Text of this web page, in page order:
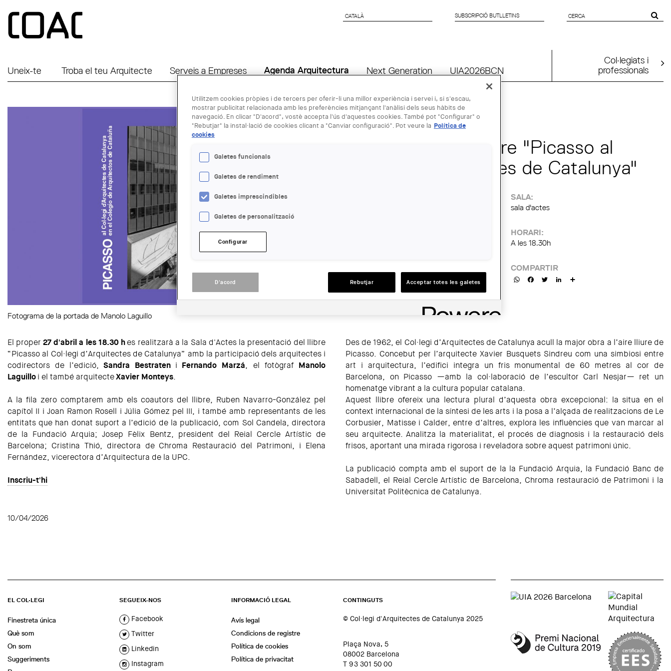
CATALÀ
CATALÀ SUBSCRIPCIÓ BUTLLETINS
DE CERCA
Uneix-te Troba el teu Arquitecte Serveis a Empreses Agenda Arquitectura Next Generation UIA2026BCN
Col·legiats i
professionals
Fotograma de la portada de Manolo Laguillo
27 ABR
Presentació del llibre "Picasso al
Col·legi d'arquitectes de Catalunya"
SALA:
sala d'actes
HORARI:
A les 18.30h
COMPARTIR
WhatsAppFacebookTwitterLinkedIn
El proper 27 d'abril a les 18.30 hes realitzarà a la Sala d'Actes la presentació del llibre
“Picasso al Col·legi d’Arquitectes de Catalunya” amb la participació dels arquitectes i
codirectors de l’edició, Sandra Bestraten i Fernando Marzá, el fotògraf Manolo
Laguilloi el també arquitecteXavier Monteys.
A la fila zero comptarem amb els coautors del llibre, Ruben Navarro-González pel
capítol II i Joan Ramon Rosell i Júlia Gómez pel III, i també amb representants de les
entitats que han donat suport a l’edició de la publicació, com Sol Candela, directora
de la Fundació Arquia; Josep Fèlix Bentz, president del Reial Cercle Artístic de
Barcelona; Cristina Thió, directora de Chroma Restauració del Patrimoni, i Elena
Fernández, vicerectora d’Arquitectura de la UPC.
Inscriu-t'hi
Des de 1962, el Col·legi d’Arquitectes de Catalunya acull la major obra a l’aire lliure de
Picasso. Concebut per l’arquitecte Xavier Busquets Sindreu com una simbiosi entre
art i arquitectura, l’edifici integra un fris monumental de 60 metres al cor de
Barcelona, on Picasso —amb la col·laboració de l’escultor Carl Nesjar— ret un
homenatge vibrant a la cultura popular catalana.
Aquest llibre ofereix una lectura plural d’aquesta obra excepcional: la situa en el
context internacional de la síntesi de les arts i la posa a l’alçada de realitzacions de Le
Corbusier, Matisse i Calder, entre d’altres, explora les influències que van marcar al
seu arquitecte. Analitza la materialitat, el procés de diagnosis i la restauració dels
frisos, aportant una mirada rigorosa i reveladora sobre aquest patrimoni únic.
La publicació compta amb el suport de la la Fundació Arquia, la Fundació Banc de
Sabadell, el Reial Cercle Artístic de Barcelona, Chroma restauració de Patrimoni i la
Universitat Politècnica de Catalunya.
10/04/2026
EL COL·LEGI
Finestreta única
Què som
On som
Suggeriments
SEGUEIX-NOS
Facebook
Twitter
Linkedin
Instagram
INFORMACIÓ LEGAL
Avís legal
Condicions de registre
Política de cookies
Política de privacitat
CONTINGUTS
© Col·legi d'Arquitectes de Catalunya 2025
Plaça Nova, 5
08002 Barcelona
T 93 301 50 00
Utilitzem cookies pròpies i de tercers per oferir-li una millor experiència i servei i, si s'escau,
mostrar publicitat relacionada amb les preferències mitjançant l'anàlisi dels seus hàbits de
navegació. En clicar "D'acord", vostè accepta l'ús d'aquestes cookies. També pot "Configurar" o
"Rebutjar" la instal·lació de cookies clicant a "Canviar configuració". Pot veure la Política de
cookies
Galetes funcionals
Galetes de rendiment
Galetes imprescindibles
Galetes de personalització
Configurar
D'acord Rebutjar Acceptar totes les galetes